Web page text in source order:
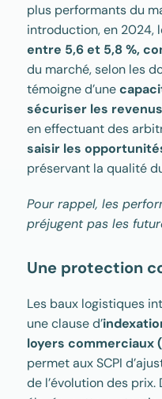
plus performants du
introduction, en 2024,
entre 5,6 et 5,8 %,
du marché, selon les
témoigne d’une
sécuriser les
en effectuant des
saisir les
préservant la qualité
Pour rappel, les
préjugent pas les
Une protection
Les baux logistiques
une clause d’
loyers commerciaux
permet aux SCPI
de l’évolution des